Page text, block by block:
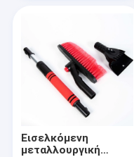
Εισελκόμενη
μεταλλουργική